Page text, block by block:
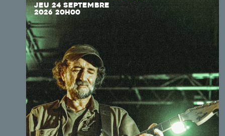
JEU 24 SEPTEMBRE
2026 20H00